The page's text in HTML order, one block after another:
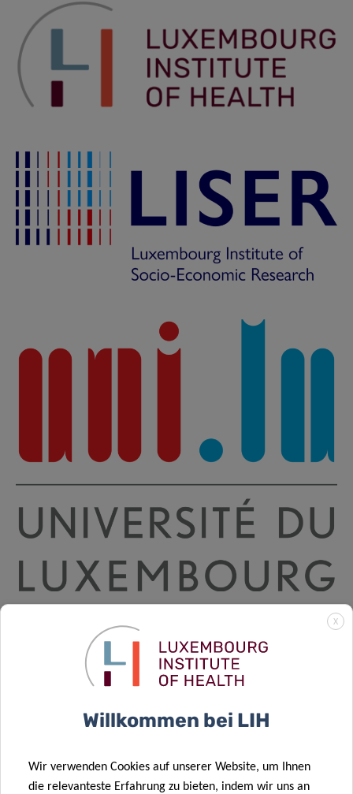
LECTURE SERIES
real-world data 2025/2026
2025/2026 PROGRAMME
X
Willkommen bei LIH
Wir verwenden Cookies auf unserer Website, um Ihnen
die relevanteste Erfahrung zu bieten, indem wir uns an